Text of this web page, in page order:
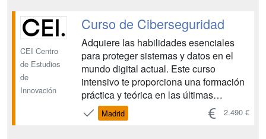
Inteligencia Artificial!. Hay cuatro
convocatorias...
CEI Centro
de Estudios
de
Innovación
Curso de Ciberseguridad
Adquiere las habilidades esenciales
para proteger sistemas y datos en el
mundo digital actual. Este curso
intensivo te proporciona una formación
práctica y teórica en las últimas
técnicas y herramientas de
ciberseguridad, preparándote para
Madrid 2.490 €